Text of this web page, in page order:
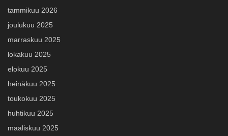
tammikuu 2026
joulukuu 2025
marraskuu 2025
lokakuu 2025
elokuu 2025
heinäkuu 2025
toukokuu 2025
huhtikuu 2025
maaliskuu 2025